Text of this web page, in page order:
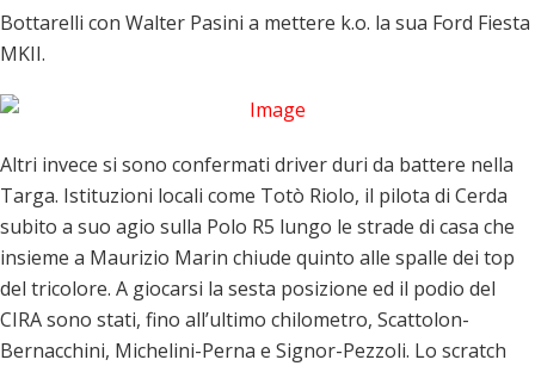
Bottarelli con Walter Pasini a mettere k.o. la sua Ford Fiesta
MKII.
Altri invece si sono confermati driver duri da battere nella
Targa. Istituzioni locali come Totò Riolo, il pilota di Cerda
subito a suo agio sulla Polo R5 lungo le strade di casa che
insieme a Maurizio Marin chiude quinto alle spalle dei top
del tricolore. A giocarsi la sesta posizione ed il podio del
CIRA sono stati, fino all’ultimo chilometro, Scattolon-
Bernacchini, Michelini-Perna e Signor-Pezzoli. Lo scratch